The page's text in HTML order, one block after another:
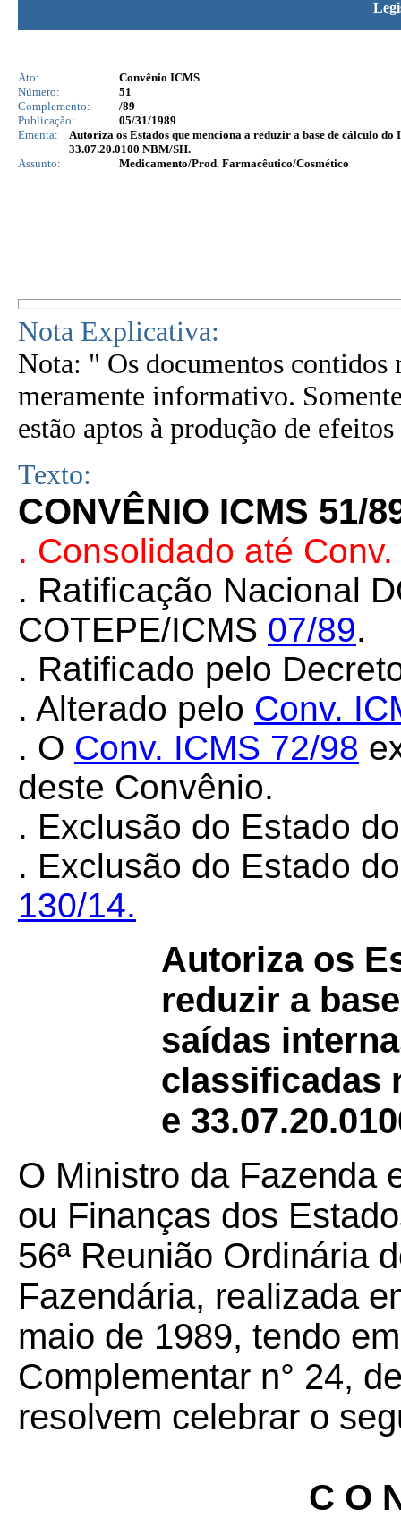
Ato:
Convênio ICMS
Número:
51
Complemento:
/89
Publicação:
05/31/1989
Ementa:
Autoriza os Estados que menciona a reduzir a base de cálculo
33.07.20.0100 NBM/SH.
Assunto:
Medicamento/Prod. Farmacêutico/Cosmético
Nota Explicativa:
Nota: " Os documentos contidos
meramente informativo.
estão aptos à produção de
Texto:
CONVÊNIO ICMS 51/
. Consolidado até
. Ratificação Nacional
COTEPE/ICMS 07/89.
. Ratificado pelo
. Alterado pelo Conv.
. O Conv. ICMS 72/98
deste Convênio.
. Exclusão do Estado
. Exclusão do Estado
130/14.
Autoriza os
reduzir a
saídas
classificadas
e
O Ministro da Fazenda
ou Finanças dos
56ª Reunião Ordinária
Fazendária, realizada
maio de 1989, tendo
Complementar n° 24,
resolvem celebrar o
C O